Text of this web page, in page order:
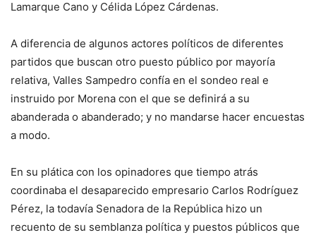
Lamarque Cano y Célida López Cárdenas.
A diferencia de algunos actores políticos de diferentes
partidos que buscan otro puesto público por mayoría
relativa, Valles Sampedro confía en el sondeo real e
instruido por Morena con el que se definirá a su
abanderada o abanderado; y no mandarse hacer encuestas
a modo.
En su plática con los opinadores que tiempo atrás
coordinaba el desaparecido empresario Carlos Rodríguez
Pérez, la todavía Senadora de la República hizo un
recuento de su semblanza política y puestos públicos que